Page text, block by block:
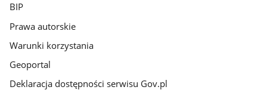
BIP
Prawa autorskie
Warunki korzystania
Geoportal
Deklaracja dostępności serwisu Gov.pl